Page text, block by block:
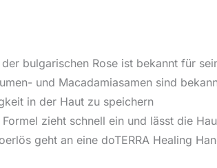
bulgarischen Rose ist bekannt für
und Macadamiasamen sind
in der Haut zu speichern
zieht schnell ein und lässt die
geht an eine doTERRA Healing